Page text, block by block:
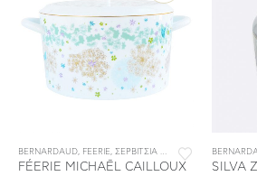
,ΣΕΡΒΙΤΣΙΑ ΦΑΓΗΤΟΥ
BERNARDAUD, FEERIE, ΣΕΡΒΙΤΣΙΑ ΠΟΡΣΕΛΑΝΗΣ ,
FÉERIE MICHAËL CAILLOUX
SILVA